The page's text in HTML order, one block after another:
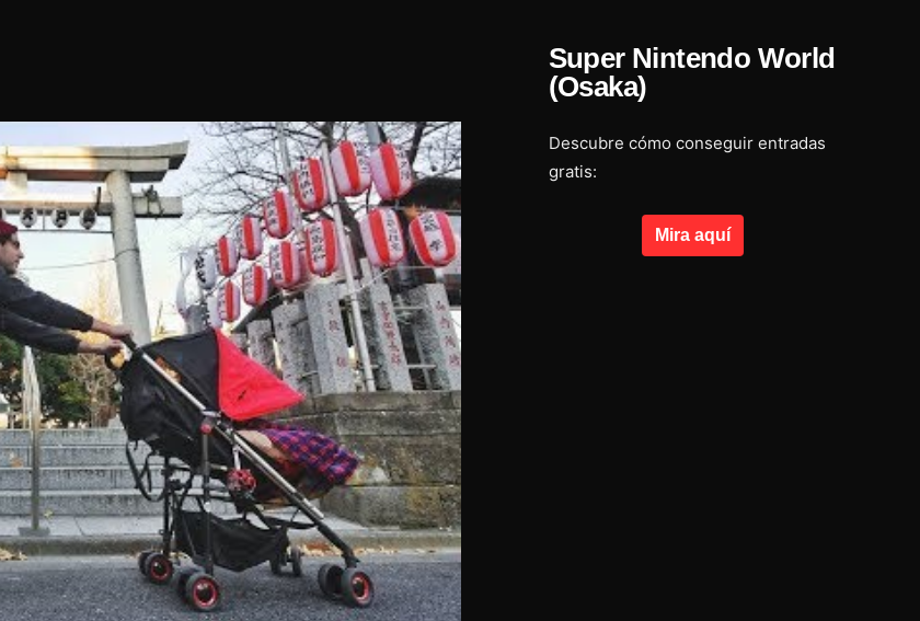
Super Nintendo World
(Osaka)
Descubre cómo conseguir entradas
gratis:
Mira aquí